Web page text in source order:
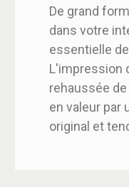
De grand
dans votre
essentielle
L'impression
rehaussée
en valeur par
original et